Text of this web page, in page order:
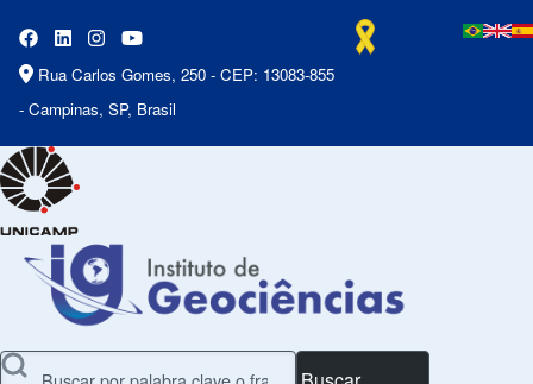
Rua Carlos Gomes, 250 - CEP: 13083-855
- Campinas, SP, Brasil
Buscar